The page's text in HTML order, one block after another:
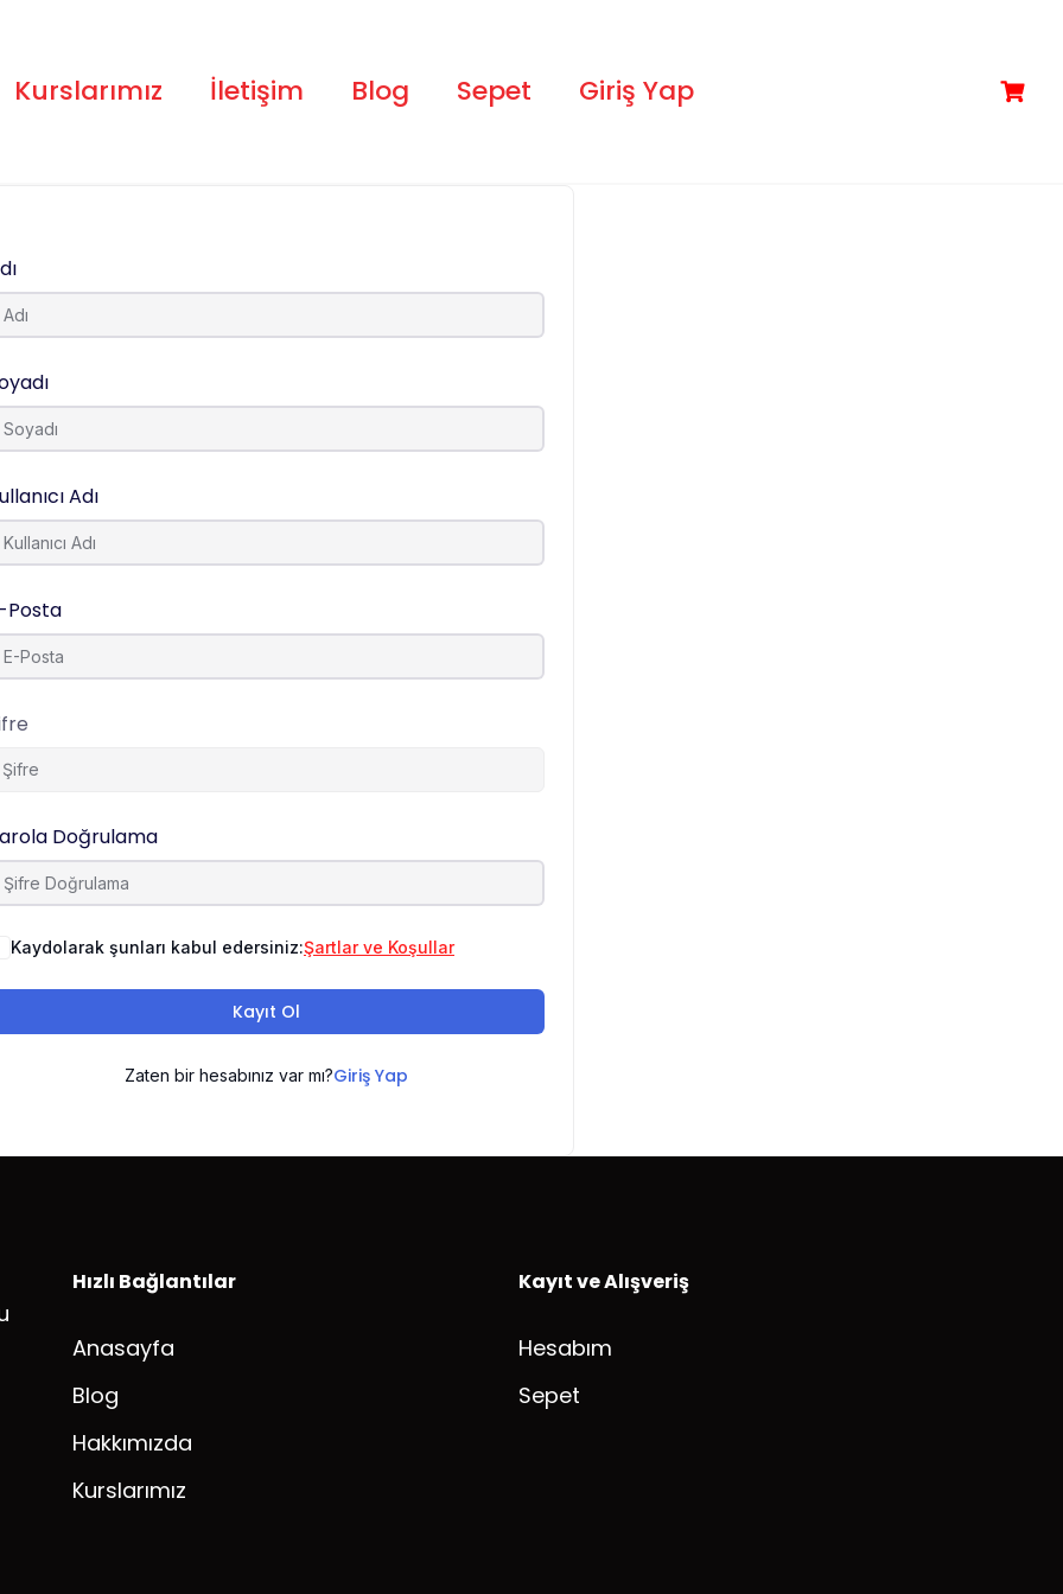
Kurslarımız İletişim Blog Sepet Giriş Yap
Adı
Posta
Doğrulama
Kaydolarak şunları kabul edersiniz:Şartlar ve Koşullar
Kayıt Ol
Zaten bir hesabınız var mı?Giriş Yap
Hızlı Bağlantılar
Anasayfa
Blog
Hakkımızda
Kurslarımız
Kayıt ve Alışveriş
Hesabım
Sepet